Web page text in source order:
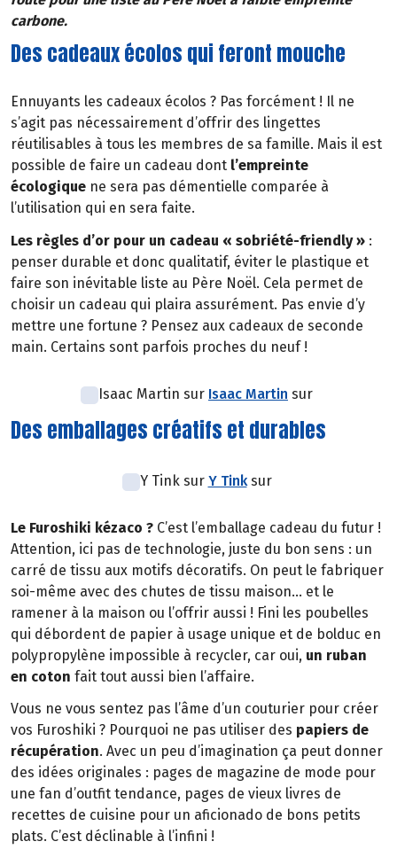
carbone.
Des cadeaux écolos qui feront mouche
Ennuyants les cadeaux écolos ? Pas forcément ! Il ne
s’agit pas nécessairement d’offrir des lingettes
réutilisables à tous les membres de sa famille. Mais il est
possible de faire un cadeau dont l’empreinte
écologique ne sera pas démentielle comparée à
l’utilisation qui en sera faite.
Les règles d’or pour un cadeau « sobriété-friendly » :
penser durable et donc qualitatif, éviter le plastique et
faire son inévitable liste au Père Noël. Cela permet de
choisir un cadeau qui plaira assurément. Pas envie d’y
mettre une fortune ? Pensez aux cadeaux de seconde
main. Certains sont parfois proches du neuf !
Isaac Martin sur Isaac Martin sur
Des emballages créatifs et durables
Y Tink sur Y Tinksur
Le Furoshiki kézaco ? C’est l’emballage cadeau du futur !
Attention, ici pas de technologie, juste du bon sens : un
carré de tissu aux motifs décoratifs. On peut le fabriquer
soi-même avec des chutes de tissu maison… et le
ramener à la maison ou l’offrir aussi ! Fini les poubelles
qui débordent de papier à usage unique et de bolduc en
polypropylène impossible à recycler, car oui, un ruban
en coton fait tout aussi bien l’affaire.
Vous ne vous sentez pas l’âme d’un couturier pour créer
vos Furoshiki ? Pourquoi ne pas utiliser des papiers de
récupération. Avec un peu d’imagination ça peut donner
des idées originales : pages de magazine de mode pour
une fan d’outfit tendance, pages de vieux livres de
recettes de cuisine pour un aficionado de bons petits
plats. C’est déclinable à l’infini !